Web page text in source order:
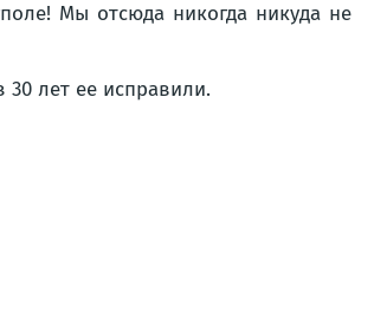
Мы отсюда никогда никуда не
лет ее исправили.